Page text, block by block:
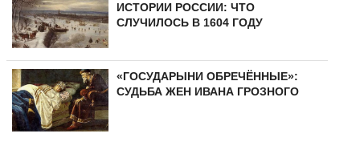
ИСТОРИИ РОССИИ: ЧТО
СЛУЧИЛОСЬ В 1604 ГОДУ
«ГОСУДАРЫНИ ОБРЕЧЁННЫЕ»:
СУДЬБА ЖЕН ИВАНА ГРОЗНОГО